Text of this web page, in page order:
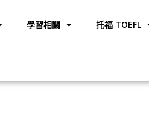
學習相關 托福 TOEFL